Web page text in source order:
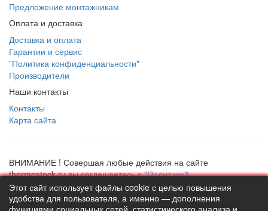
Предложение монтажникам
Оплата и доставка
Доставка и оплата
Гарантии и сервис
"Политика конфиденциальности"
Производители
Наши контакты
Контакты
Карта сайта
ВНИМАНИЕ ! Совершая любые действия на сайте
thermostock.ru вы соглашаетесь с"Политикой
конфиденциальности", в противном случае рекомендуем
покинуть данный сайт. Цены и информация представлена на
Этот сайт использует файлы cookie с целью повышения
удобства для пользователя, а именно — дополнения
функциями социальных сетей, статистического анализа и